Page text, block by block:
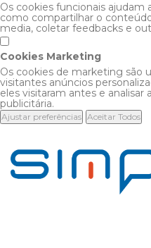
Os cookies funcionais ajudam
como compartilhar o
media, coletar feedbacks e
Cookies Marketing
Os cookies de marketing são
visitantes anúncios
eles visitaram antes e analisar
publicitária.
Ajustar preferências Aceitar Todos